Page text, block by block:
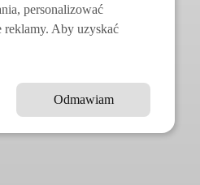
personalizować
Aby uzyskać
Odmawiam